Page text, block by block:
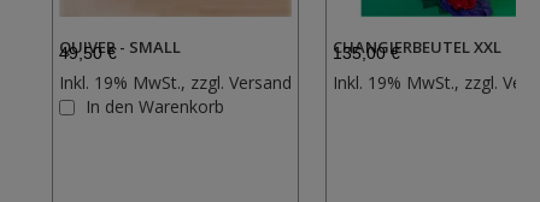
QUIVER - SMALL
49,50 €
Inkl. 19% MwSt., zzgl. Versand
In den Warenkorb
CHANGIERBEUTEL XXL
135,00 €
Inkl. 19% MwSt., zzgl.